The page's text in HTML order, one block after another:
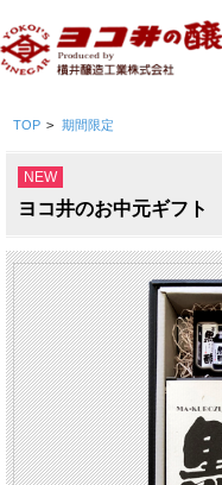
TOP > 期間限定
NEW
ヨコ井のお中元ギフト